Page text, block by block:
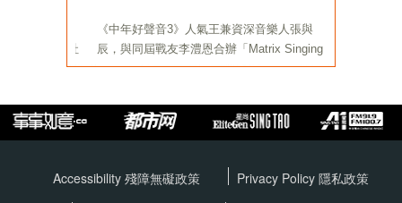
Accessibility 殘障無礙政策 Privacy Policy 隱私政策